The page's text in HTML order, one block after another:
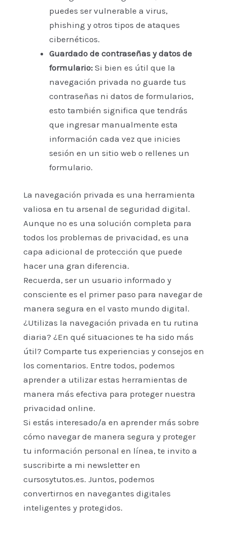
puedes ser vulnerable a virus,
phishing y otros tipos de ataques
cibernéticos.
Guardado de contraseñas y datos de
formulario:Si bien es útil que la
navegación privada no guarde tus
contraseñas ni datos de formularios,
esto también significa que tendrás
que ingresar manualmente esta
información cada vez que inicies
sesión en un sitio web o rellenes un
formulario.
La navegación privada es una herramienta
valiosa en tu arsenal de seguridad digital.
Aunque no es una solución completa para
todos los problemas de privacidad, es una
capa adicional de protección que puede
hacer una gran diferencia.
Recuerda, ser un usuario informado y
consciente es el primer paso para navegar de
manera segura en el vasto mundo digital.
¿Utilizas la navegación privada en tu rutina
diaria? ¿En qué situaciones te ha sido más
útil? Comparte tus experiencias y consejos en
los comentarios. Entre todos, podemos
aprender a utilizar estas herramientas de
manera más efectiva para proteger nuestra
privacidad online.
Si estás interesado/a en aprender más sobre
cómo navegar de manera segura y proteger
tu información personal en línea, te invito a
suscribirte a mi newsletter en
cursosytutos.es. Juntos, podemos
convertirnos en navegantes digitales
inteligentes y protegidos.